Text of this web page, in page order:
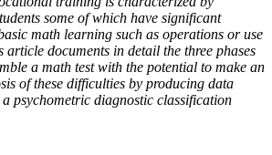
some of which have significant
math learning such as operations or use
article documents in detail the three phases
a math test with the potential to make an
of these difficulties by producing data
psychometric diagnostic classification